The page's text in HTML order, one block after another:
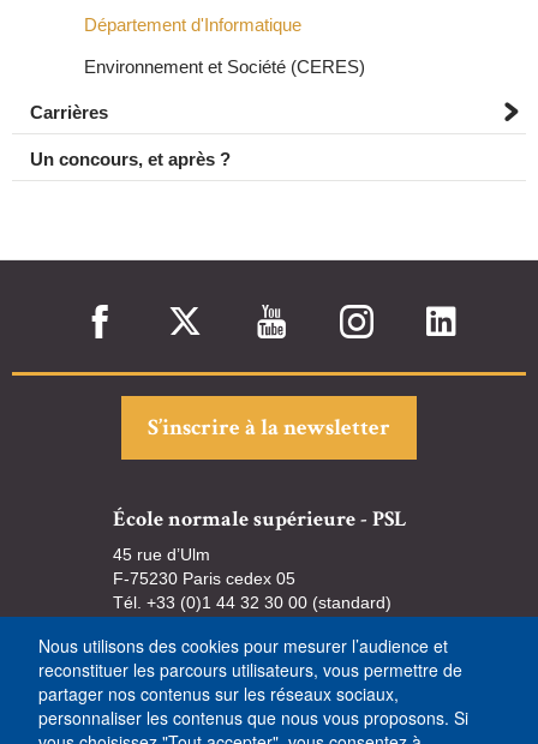
Département d'Informatique
Environnement et Société (CERES)
Carrières
Un concours, et après ?
S’inscrire à la newsletter
École normale supérieure - PSL
45 rue d’Ulm
F-75230 Paris cedex 05
Tél. +33 (0)1 44 32 30 00 (standard)
Nous utilisons des cookies pour mesurer l’audience et
reconstituer les parcours utilisateurs, vous permettre de
partager nos contenus sur les réseaux sociaux,
personnaliser les contenus que nous vous proposons. Si